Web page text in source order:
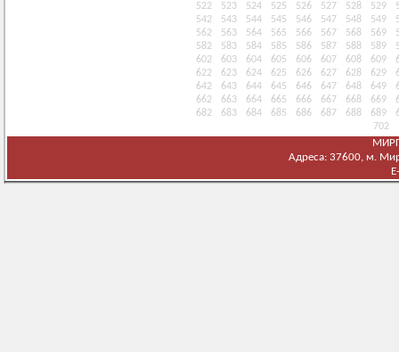
522
523 524 525 526 527 528 529
542
543 544 545 546 547 548 549
562
563 564 565 566 567 568 569
582
583 584 585 586 587 588 589
602
603 604 605 606 607 608 609
622
623 624 625 626 627 628 629
642
643 644 645 646 647 648 649
662
663 664 665 666 667 668 669
682
683 684 685 686 687 688 689
702
Адреса: 37600, м.